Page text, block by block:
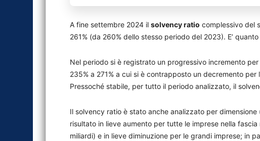
A fine settembre 2024 il solvency ratio complessivo del
261% (da 260% dello stesso periodo del 2023). E’
Nel periodo si è registrato un progressivo incremento
235% a 271% a cui si è contrapposto un decremento
Pressoché stabile, per tutto il periodo analizzato, il
Il solvency ratio è stato anche analizzato per
risultato in lieve aumento per tutte le imprese nella
miliardi) e in lieve diminuzione per le grandi imprese; in